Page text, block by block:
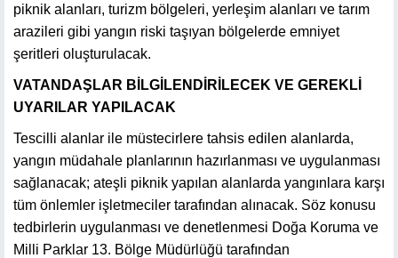
piknik alanları, turizm bölgeleri, yerleşim alanları ve tarım
arazileri gibi yangın riski taşıyan bölgelerde emniyet
şeritleri oluşturulacak.
VATANDAŞLAR BİLGİLENDİRİLECEK VE GEREKLİ
UYARILAR YAPILACAK
Tescilli alanlar ile müstecirlere tahsis edilen alanlarda,
yangın müdahale planlarının hazırlanması ve uygulanması
sağlanacak; ateşli piknik yapılan alanlarda yangınlara karşı
tüm önlemler işletmeciler tarafından alınacak. Söz konusu
tedbirlerin uygulanması ve denetlenmesi Doğa Koruma ve
Milli Parklar 13. Bölge Müdürlüğü tarafından